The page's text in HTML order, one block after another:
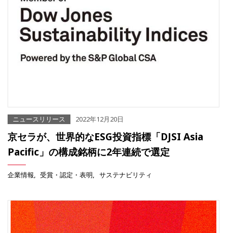
ニュースリリース 2022年12月20日
京セラが、世界的なESG投資指標「DJSI Asia
Pacific」の構成銘柄に2年連続で選定
企業情報 受賞・認定・表明 サステナビリティ